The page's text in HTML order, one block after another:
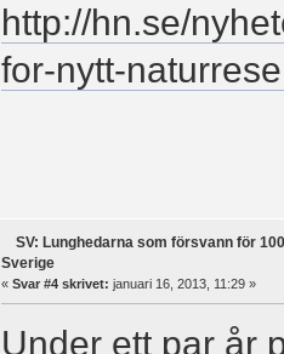
http://hn.se/
for-nytt-
SV: Lunghedarna som försvann för
Sverige
« Svar #4 skrivet: januari 16, 2013, 11:29 »
Under ett par år